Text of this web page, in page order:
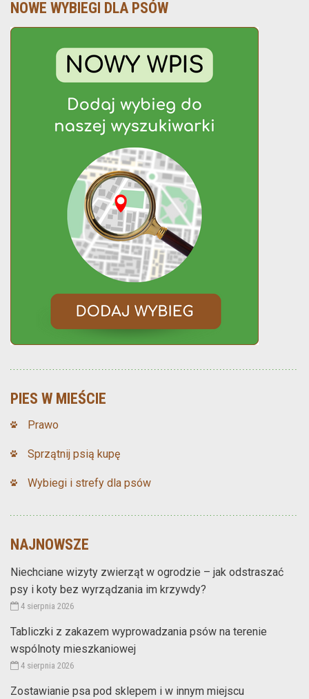
NOWE WYBIEGI DLA PSÓW
PIES W MIEŚCIE
Prawo
Sprzątnij psią kupę
Wybiegi i strefy dla psów
NAJNOWSZE
Niechciane wizyty zwierząt w ogrodzie – jak odstraszać
psy i koty bez wyrządzania im krzywdy?
4 sierpnia 2026
Tabliczki z zakazem wyprowadzania psów na terenie
wspólnoty mieszkaniowej
4 sierpnia 2026
Zostawianie psa pod sklepem i w innym miejscu